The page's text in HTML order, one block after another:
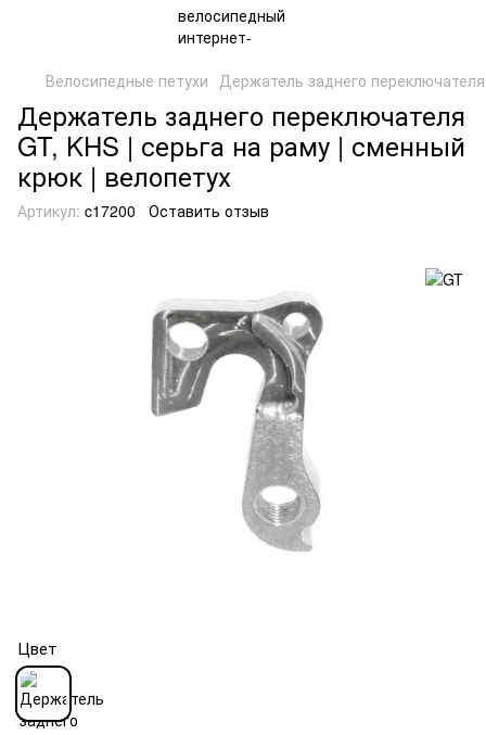
Велосипедные петухи Держатель заднего
Держатель заднего переключателя
GT, KHS | серьга на раму | сменный
крюк | велопетух
Артикул: c17200 Оставить отзыв
Цвет